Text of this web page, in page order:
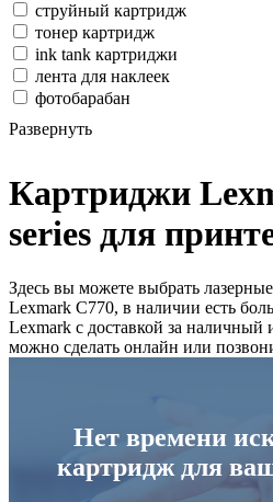
струйный картридж
тонер картридж
ink tank картриджи
лента для наклеек
фотобарабан
Развернуть
Картриджи
series для
Здесь вы можете выбрать
Lexmark C770, в наличии есть
Lexmark с доставкой за наличный
можно сделать онлайн или
Нет времени
картридж для